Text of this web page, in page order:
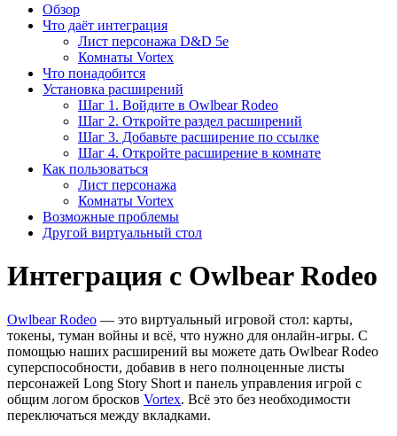
Обзор
Что даёт интеграция
Лист персонажа D&D 5e
Комнаты Vortex
Что понадобится
Установка расширений
Шаг 1. Войдите в Owlbear Rodeo
Шаг 2. Откройте раздел расширений
Шаг 3. Добавьте расширение по ссылке
Шаг 4. Откройте расширение в комнате
Как пользоваться
Лист персонажа
Комнаты Vortex
Возможные проблемы
Другой виртуальный стол
Интеграция с Owlbear Rodeo
Owlbear Rodeo — это виртуальный игровой стол: карты,
токены, туман войны и всё, что нужно для онлайн-игры. С
помощью наших расширений вы можете дать Owlbear Rodeo
суперспособности, добавив в него полноценные листы
персонажей Long Story Short и панель управления игрой с
общим логом бросков Vortex. Всё это без необходимости
переключаться между вкладками.